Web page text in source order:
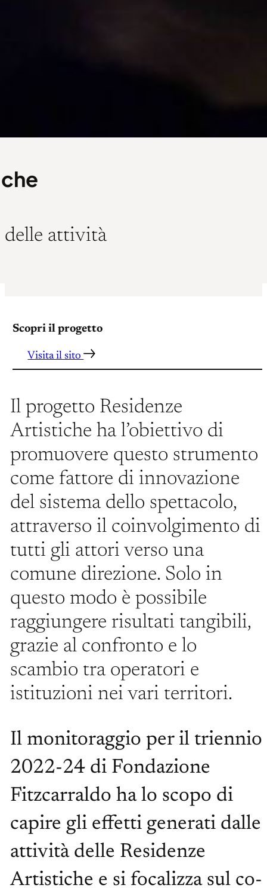
delle attività
Scopri il progetto
Visita il sito
Il progetto Residenze
Artistiche ha l’obiettivo di
promuovere questo strumento
come fattore di innovazione
del sistema dello spettacolo,
attraverso il coinvolgimento di
tutti gli attori verso una
comune direzione. Solo in
questo modo è possibile
raggiungere risultati tangibili,
grazie al confronto e lo
scambio tra operatori e
istituzioni nei vari territori.
Il monitoraggio per il triennio
2022-24 di Fondazione
Fitzcarraldo ha lo scopo di
capire gli effetti generati dalle
attività delle Residenze
Artistiche e si focalizza sul co-